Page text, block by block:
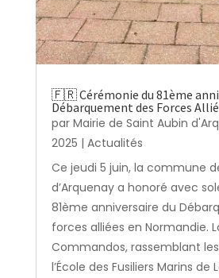
🇫🇷 Cérémonie du 81ème
Débarquement des Forces
par Mairie de Saint Aubin
2025 | Actualités
Ce jeudi 5 juin, la commune
d’Arquenay a honoré avec
81ème anniversaire du
forces alliées en Normandie.
Commandos, rassemblant
l’École des Fusiliers Marins de